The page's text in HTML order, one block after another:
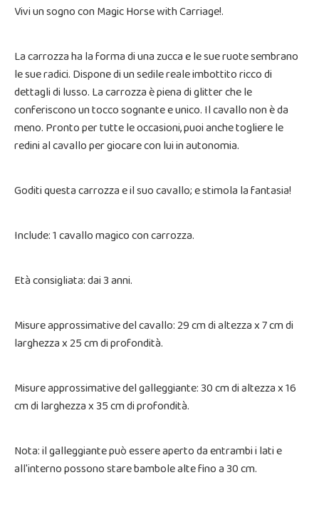
Vivi un sogno con Magic Horse with Carriage!.
La carrozza ha la forma di una zucca e le sue ruote sembrano
le sue radici. Dispone di un sedile reale imbottito ricco di
dettagli di lusso. La carrozza è piena di glitter che le
conferiscono un tocco sognante e unico. Il cavallo non è da
meno. Pronto per tutte le occasioni, puoi anche togliere le
redini al cavallo per giocare con lui in autonomia.
Goditi questa carrozza e il suo cavallo; e stimola la fantasia!
Include: 1 cavallo magico con carrozza.
Età consigliata: dai 3 anni.
Misure approssimative del cavallo: 29 cm di altezza x 7 cm di
larghezza x 25 cm di profondità.
Misure approssimative del galleggiante: 30 cm di altezza x 16
cm di larghezza x 35 cm di profondità.
Nota: il galleggiante può essere aperto da entrambi i lati e
all'interno possono stare bambole alte fino a 30 cm.